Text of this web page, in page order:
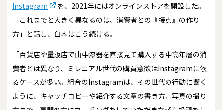
Instagram
を、2021年にはオンラインストアを開設した。
「これまでと大きく異なるのは、消費者との『接点』の作り
方」と話し、臼木はこう続ける。
「百貨店や量販店で山中漆器を直接見て購入する中高年層の消
費者とは異なり、ミレニアル世代の購買意欲はInstagramに依
るケースが多い。組合のInstagramは、その世代の行動に響く
ように、キャッチコピーや紹介する文章の書き方、写真の撮り